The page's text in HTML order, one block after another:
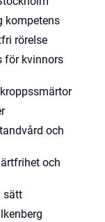
kompetens
rörelse
för kvinnors
och
och
sätt